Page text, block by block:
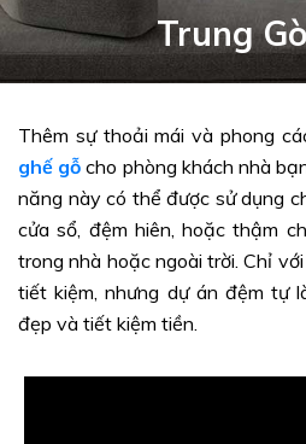
Trung
Thêm sự thoải mái và phong
ghế gỗ cho phòng khách nhà
năng này có thể được sử dụng
cửa sổ, đệm hiên, hoặc thậm
trong nhà hoặc ngoài trời. Chỉ
tiết kiệm, nhưng dự án đệm tự
đẹp và tiết kiệm tiền.